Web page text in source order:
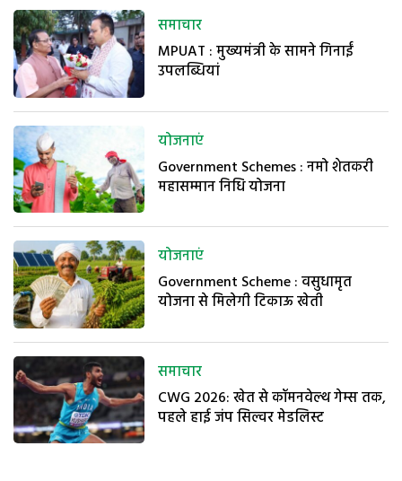
समाचार
MPUAT : मुख्यमंत्री के सामने गिनाईं
उपलब्धियां
योजनाएं
Government Schemes : नमो शेतकरी
महासम्मान निधि योजना
योजनाएं
Government Scheme : वसुधामृत
योजना से मिलेगी टिकाऊ खेती
समाचार
CWG 2026: खेत से कॉमनवेल्थ गेम्स तक,
पहले हाई जंप सिल्वर मेडलिस्ट